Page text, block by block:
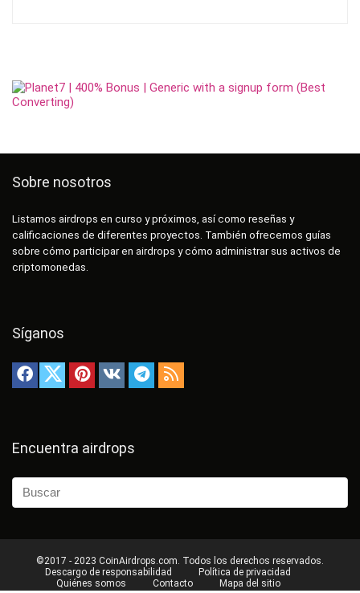
Sobre nosotros
Listamos airdrops en curso y próximos, así como reseñas y
calificaciones de diferentes proyectos. También ofrecemos guías
sobre cómo participar en airdrops y cómo administrar sus activos de
criptomonedas.
Síganos
Encuentra airdrops
©2017 - 2023 CoinAirdrops.com. Todos los derechos reservados.
Descargo de responsabilidad
Política de privacidad
Quiénes somos
Contacto Mapa del sitio